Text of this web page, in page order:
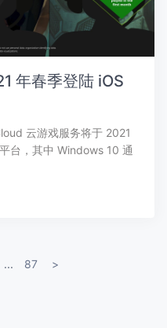
年春季登陆 iOS
云游戏服务将于 2021
台，其中 Windows 10 通
... 87 >